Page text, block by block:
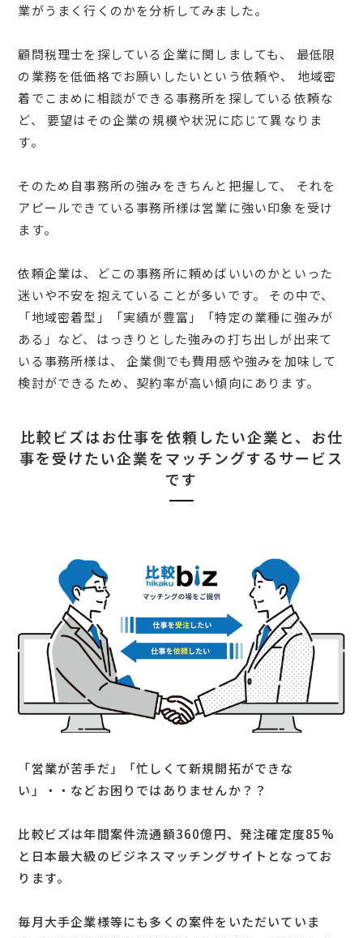
業がうまく行くのかを分析してみました。
顧問税理士を探している企業に関しましても、 最低限
の業務を低価格でお願いしたいという依頼や、 地域密
着でこまめに相談ができる事務所を探している依頼な
ど、 要望はその企業の規模や状況に応じて異なりま
す。
そのため自事務所の強みをきちんと把握して、 それを
アピールできている事務所様は営業に強い印象を受け
ます。
依頼企業は、どこの事務所に頼めばいいのかといった
迷いや不安を抱えていることが多いです。 その中で、
「地域密着型」「実績が豊富」「特定の業種に強みが
ある」など、はっきりとした強みの打ち出しが出来て
いる事務所様は、 企業側でも費用感や強みを加味して
検討ができるため、契約率が高い傾向にあります。
比較ビズはお仕事を依頼したい企業と、 お仕
事を受けたい企業をマッチングするサービス
です
「営業が苦手だ」「忙しくて新規開拓ができな
い」・・などお困りではありませんか？？
比較ビズは年間案件流通額360億円、発注確定度85%
と日本最大級のビジネスマッチングサイトとなってお
ります。
毎月大手企業様等にも多くの案件をいただいていま